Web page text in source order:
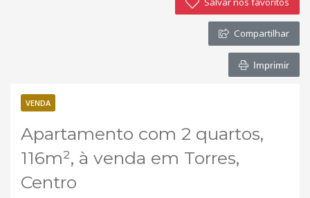
Compartilhar
Imprimir
VENDA
Apartamento com 2 quartos,
116m², à venda em Torres,
Centro